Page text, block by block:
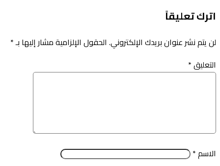
اترك تعليقاً
لن يتم نشر عنوان بريدك الإلكتروني. الحقول الإلزامية مشار إليها بـ*
التعليق*
الاسم*